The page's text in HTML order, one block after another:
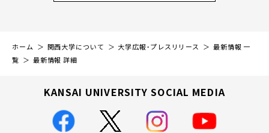
ホーム 関西大学について 大学広報・プレスリリース
最新情報 一
覧
最新情報 詳細
KANSAI UNIVERSITY SOCIAL MEDIA